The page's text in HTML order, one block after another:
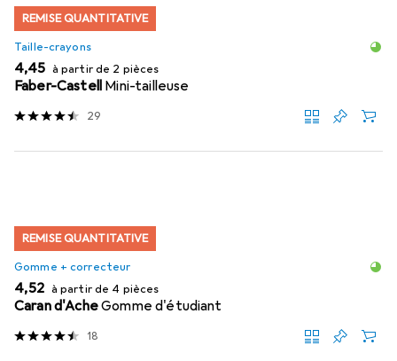
REMISE QUANTITATIVE
Taille-crayons
EUR
4,45 à partir de 2 pièces
Faber-Castell Mini-tailleuse
29
REMISE QUANTITATIVE
Gomme + correcteur
EUR
4,52 à partir de 4 pièces
Caran d'AcheGomme d'étudiant
18